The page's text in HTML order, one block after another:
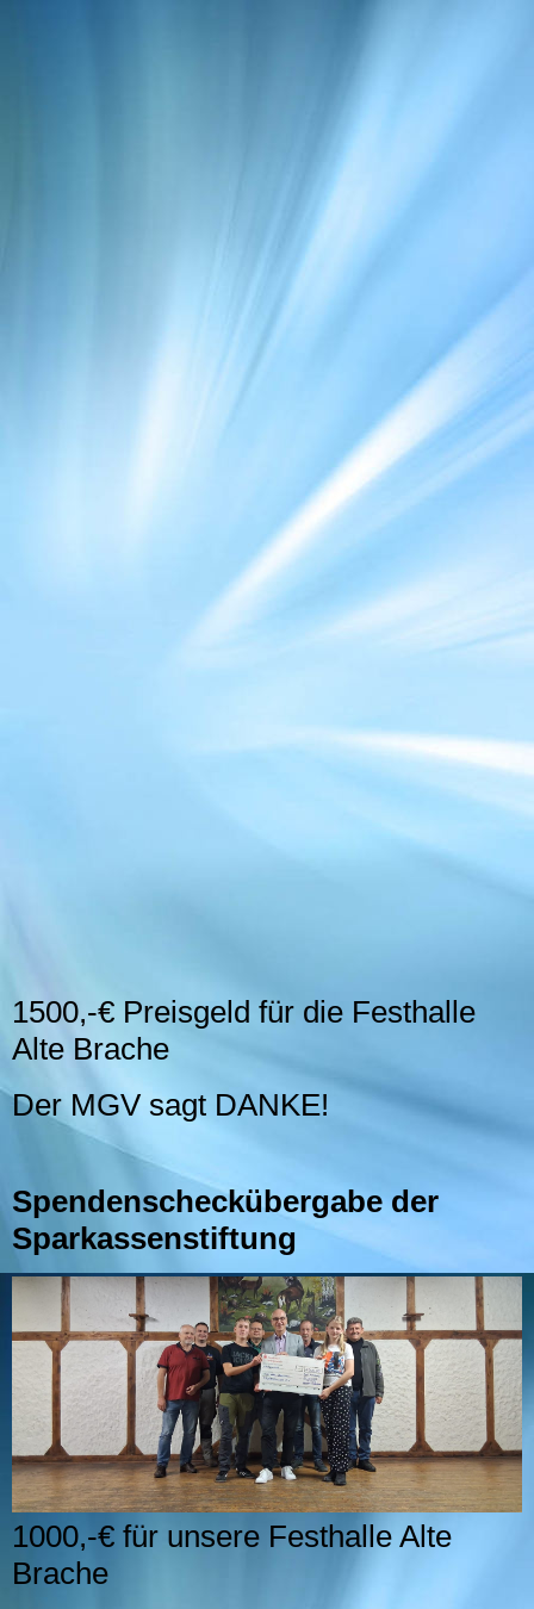
1500,-€ Preisgeld für die Festhalle
Alte Brache
Der MGV sagt DANKE!
Spendenscheckübergabe der
Sparkassenstiftung
1000,-€ für unsere Festhalle Alte
Brache